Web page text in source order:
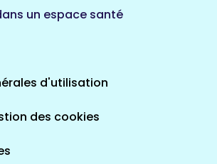
un espace santé
d'utilisation
des cookies